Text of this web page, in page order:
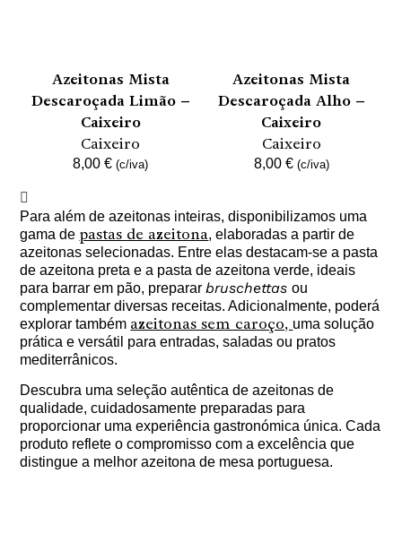
Azeitonas Mista
Descaroçada Limão –
Caixeiro
Caixeiro
8,00€ (c/iva)
Azeitonas Mista
Descaroçada Alho –
Caixeiro
Caixeiro
8,00 € (c/iva)
Para além de azeitonas inteiras, disponibilizamos uma
gama de pastas de azeitona, elaboradas a partir de
azeitonas selecionadas. Entre elas destacam-se a pasta
de azeitona preta e a pasta de azeitona verde, ideais
para barrar em pão, prepararbruschettasou
complementar diversas receitas. Adicionalmente, poderá
explorar também azeitonas sem caroço, uma solução
prática e versátil para entradas, saladas ou pratos
mediterrânicos.
Descubra uma seleção autêntica de azeitonas de
qualidade, cuidadosamente preparadas para
proporcionar uma experiência gastronómica única. Cada
produto reflete o compromisso com a excelência que
distingue a melhor azeitona de mesa portuguesa.